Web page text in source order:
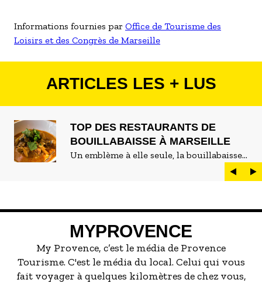
Informations fournies par Office de Tourisme des
Loisirs et des Congrès de Marseille
ARTICLES LES + LUS
TOP DES RESTAURANTS DE
BOUILLABAISSE À MARSEILLE
Un emblème à elle seule, la bouillabaisse
est LE plat marseillais par excellence. On
peut d'ailleurs vite être submergé·e par la
servir la meilleure...
MYPROVENCE
My Provence, c’est le média de Provence
Tourisme. C'est le média du local. Celui qui vous
fait voyager à quelques kilomètres de chez vous,